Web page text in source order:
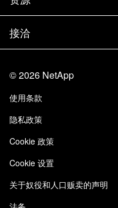
贵宾体验中心
产品 A-Z
文档中心
知识库
社区
学习
合作伙伴
招聘
信任中心
责任与可持续性
质量认证
NetApp Instaclustr
新闻中心
活动
博客
客户体验
客户成功案例
接洽
站点反馈
无障碍使用
电子邮件订阅
©2026 NetApp
使用条款
隐私政策
Cookie 政策
Cookie 设置
关于奴役和人口贩卖的声明